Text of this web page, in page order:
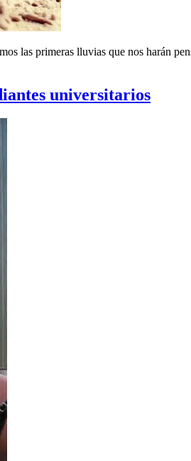
las primeras lluvias que nos harán
universitarios